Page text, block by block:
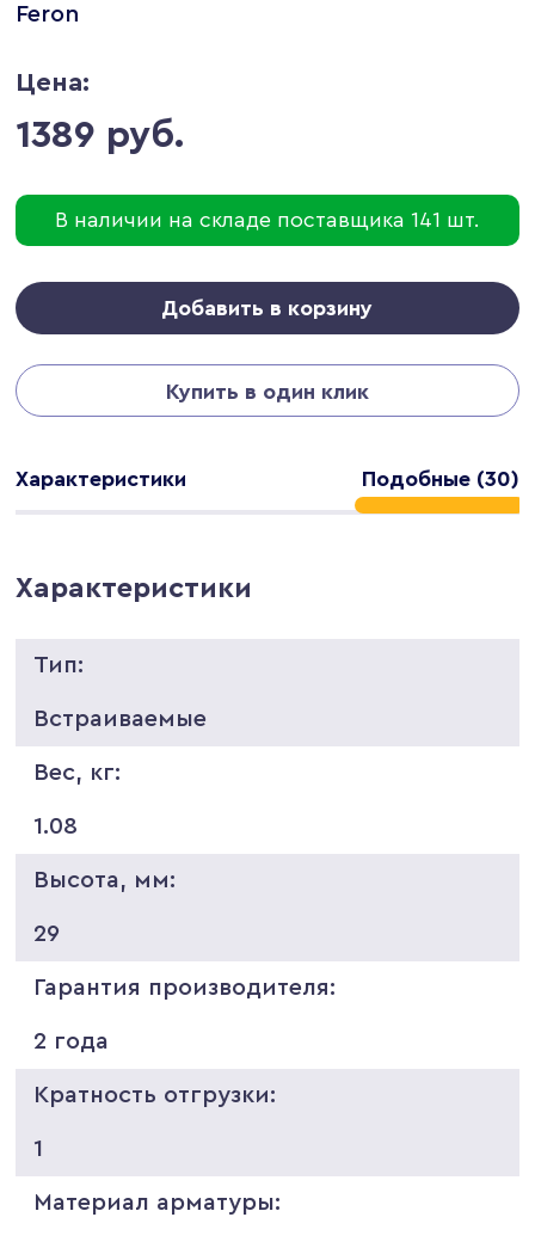
Feron
Цена:
1389 руб.
В наличии на складе поставщика 141 шт.
Добавить в корзину
Купить в один клик
Характеристики Подобные (30)
Характеристики
Тип:
Встраиваемые
Вес, кг:
1.08
Высота, мм:
29
Гарантия производителя:
2 года
Кратность отгрузки:
1
Материал арматуры: